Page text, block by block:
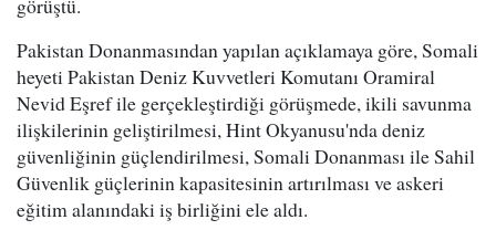
görüştü.
Pakistan Donanmasından yapılan açıklamaya göre, Somali
heyeti Pakistan Deniz Kuvvetleri Komutanı Oramiral
Nevid Eşref ile gerçekleştirdiği görüşmede, ikili savunma
ilişkilerinin geliştirilmesi, Hint Okyanusu'nda deniz
güvenliğinin güçlendirilmesi, Somali Donanması ile Sahil
Güvenlik güçlerinin kapasitesinin artırılması ve askeri
eğitim alanındaki iş birliğini ele aldı.